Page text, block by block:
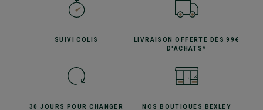
SUIVICOLIS LIVRAISON OFFERTE
DÈS 99€
D'ACHATS*
30 JOURS POURCHANGER
NOS BOUTIQUES BEXLEY